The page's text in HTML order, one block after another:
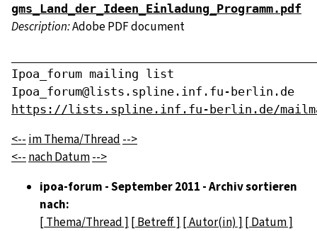
gms_Land_der_Ideen_Einladung_Programm.pdf
Description:Adobe PDF document
Ipoa_forum mailing list
https://lists.spline.inf.fu-berlin.de/
<-- im Thema/Thread -->
<-- nach Datum-->
ipoa-forum - September 2011 - Archiv sortieren
nach:
[ Thema/Thread ] [ Betreff ] [ Autor(in) ] [ Datum ]